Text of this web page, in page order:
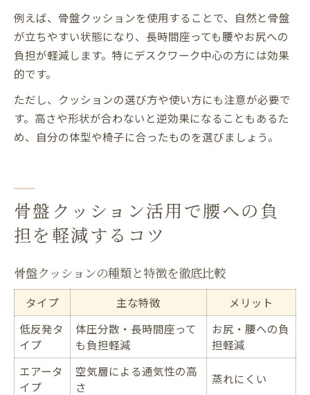
例えば、骨盤クッションを使用することで、自然と骨盤
が立ちやすい状態になり、長時間座っても腰やお尻への
負担が軽減します。特にデスクワーク中心の方には効果
的です。
ただし、クッションの選び方や使い方にも注意が必要で
す。高さや形状が合わないと逆効果になることもあるた
め、自分の体型や椅子に合ったものを選びましょう。
骨盤クッション活用で腰への負
担を軽減するコツ
骨盤クッションの種類と特徴を徹底比較
タイプ 主な特徴
メリット
低反発タ
イプ
体圧分散・長時間座って
も負担軽減
お尻・腰への負
担軽減
エアータ
イプ
空気層による通気性の高
さ
蒸れにくい